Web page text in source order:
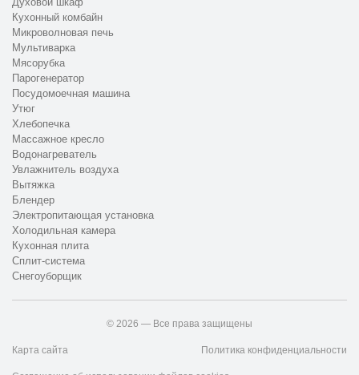
Кухонный комбайн
Микроволновая печь
Мультиварка
Мясорубка
Парогенератор
Посудомоечная машина
Утюг
Хлебопечка
Массажное кресло
Водонагреватель
Увлажнитель воздуха
Вытяжка
Блендер
Электропитающая установка
Холодильная камера
Кухонная плита
Сплит-система
Снегоуборщик
© 2026 — Все права защищены
Карта сайта Политика конфиденциальности